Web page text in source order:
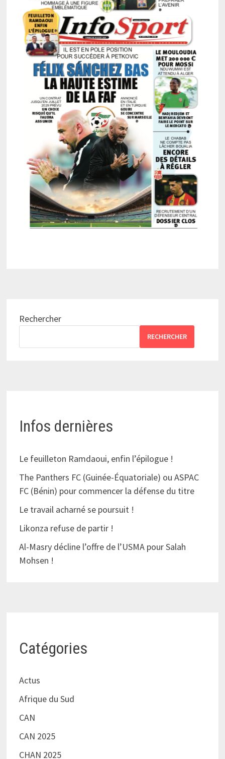
Rechercher
RECHERCHER
Infos dernières
Le feuilleton Ramdaoui, enfin l’épilogue !
The Panthers FC (Guinée-Équatoriale) ou ASPAC
FC (Bénin) pour commencer la défense du titre
Le travail acharné se poursuit !
Likonza refuse de partir !
Al-Masry décline l’offre de l’USMA pour Salah
Mohsen !
Catégories
Actus
Afrique du Sud
CAN
CAN 2025
CHAN 2025